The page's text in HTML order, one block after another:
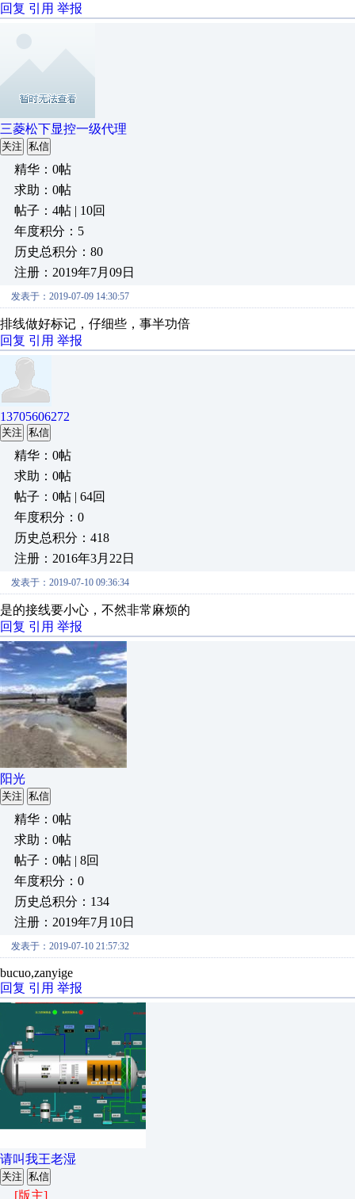
回复 引用 举报
三菱松下显控一级代理
关注 私信
精华：0帖
求助：0帖
帖子：4帖 | 10回
年度积分：5
历史总积分：80
注册：2019年7月09日
发表于：2019-07-09 14:30:57
排线做好标记，仔细些，事半功倍
回复 引用 举报
13705606272
关注 私信
精华：0帖
求助：0帖
帖子：0帖 | 64回
年度积分：0
历史总积分：418
注册：2016年3月22日
发表于：2019-07-10 09:36:34
是的接线要小心，不然非常麻烦的
回复 引用 举报
阳光
关注 私信
精华：0帖
求助：0帖
帖子：0帖 | 8回
年度积分：0
历史总积分：134
注册：2019年7月10日
发表于：2019-07-10 21:57:32
bucuo,zanyige
回复 引用 举报
请叫我王老湿
关注 私信
[版主]